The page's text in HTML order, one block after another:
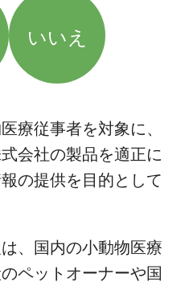
いいえ
療従事者を対象に、
会社の製品を適正に
の提供を目的として
、国内の小動物医療
ペットオーナーや国